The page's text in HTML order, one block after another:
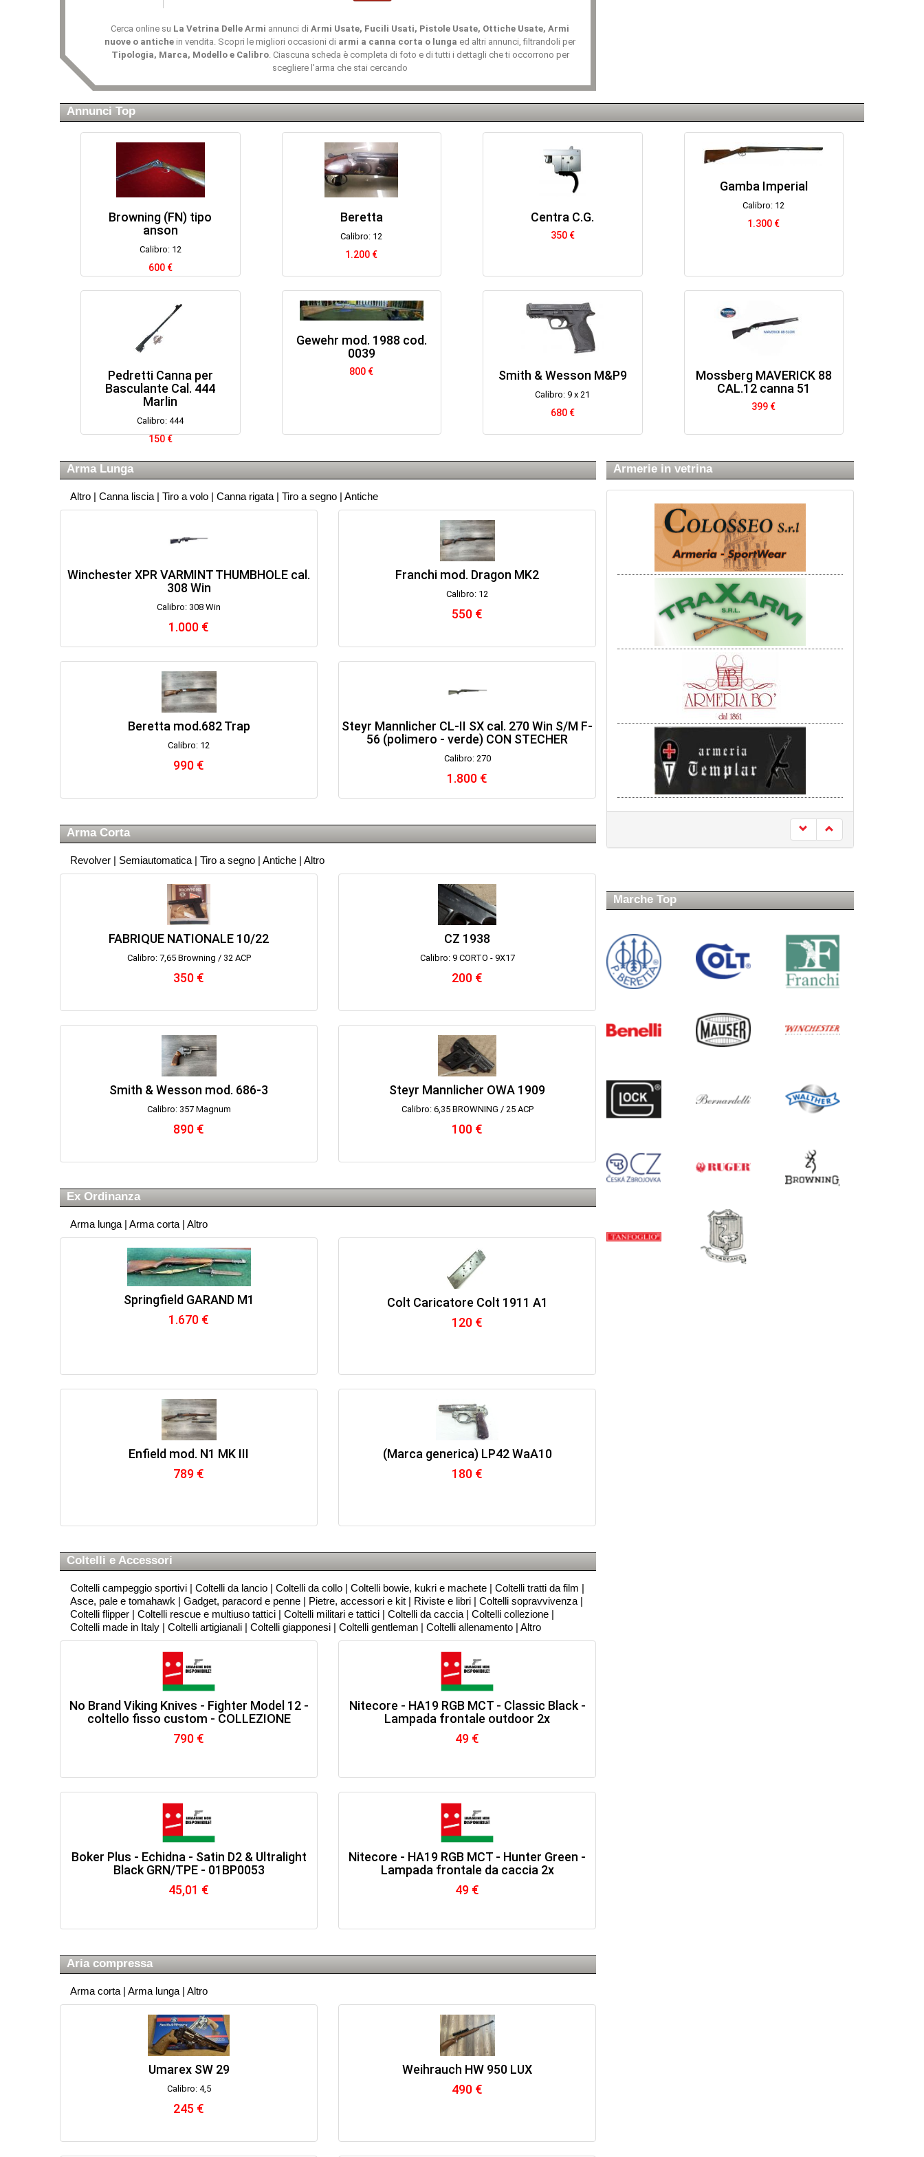
Cerca online su La Vetrina Delle Armi annunci di Armi Usate, Fucili Usati, Pistole Usate, Ottiche Usate, Armi
nuove o antiche in vendita. Scopri le migliori occasioni di armi a canna corta o lunga ed altri annunci, filtrandoli per
Tipologia, Marca, Modello e Calibro. Ciascuna scheda è completa di foto e di tutti i dettagli che ti occorrono per
scegliere l'arma che stai cercando
Annunci Top
Browning (FN) tipo
anson
Calibro: 12
600 €
Pedretti Canna per
Basculante Cal. 444
Marlin
Calibro: 444
150 €
Beretta
Calibro: 12
1.200 €
Gewehr mod. 1988 cod.
0039
800 €
Centra C.G.
350 €
Smith & Wesson M&P9
Calibro: 9 x 21
680 €
Gamba Imperial
Calibro: 12
1.300 €
Mossberg MAVERICK 88
CAL.12 canna 51
399 €
Arma Lunga
Altro | Canna liscia | Tiro a volo | Canna rigata | Tiro a segno | Antiche
Winchester XPR VARMINT THUMBHOLE cal.
308 Win
Calibro: 308 Win
1.000 €
Franchi mod. Dragon MK2
Calibro: 12
550 €
Beretta mod.682 Trap
Calibro: 12
990 €
Steyr Mannlicher CL-II SX cal. 270 Win S/M F-
56 (polimero - verde) CON STECHER
Calibro: 270
1.800 €
Arma Corta
Revolver | Semiautomatica | Tiro a segno | Antiche | Altro
FABRIQUE NATIONALE 10/22
Calibro: 7,65 Browning / 32 ACP
350 €
CZ 1938
Calibro: 9 CORTO - 9X17
200 €
Smith & Wesson mod. 686-3
Calibro: 357 Magnum
890 €
Steyr Mannlicher OWA 1909
Calibro: 6,35 BROWNING / 25 ACP
100 €
Ex Ordinanza
Arma lunga | Arma corta | Altro
Springfield GARAND M1
1.670 €
Colt Caricatore Colt 1911 A1
120 €
Enfield mod. N1 MK III
789 €
(Marca generica) LP42 WaA10
180 €
Coltelli e Accessori
Coltelli campeggio sportivi | Coltelli da lancio | Coltelli da collo | Coltelli bowie, kukri e machete | Coltelli tratti da film |
Asce, pale e tomahawk | Gadget, paracord e penne | Pietre, accessori e kit | Riviste e libri | Coltelli sopravvivenza |
Coltelli flipper | Coltelli rescue e multiuso tattici | Coltelli militari e tattici | Coltelli da caccia | Coltelli collezione |
Coltelli made in Italy | Coltelli artigianali | Coltelli giapponesi | Coltelli gentleman | Coltelli allenamento | Altro
No Brand Viking Knives - Fighter Model 12 -
coltello fisso custom - COLLEZIONE
790 €
Nitecore - HA19 RGB MCT - Classic Black -
Lampada frontale outdoor 2x
49 €
Boker Plus - Echidna - Satin D2 & Ultralight
Black GRN/TPE - 01BP0053
45,01 €
Nitecore - HA19 RGB MCT - Hunter Green -
Lampada frontale da caccia 2x
49 €
Aria compressa
Arma corta | Arma lunga | Altro
Umarex SW 29
Calibro: 4,5
245 €
Weihrauch HW 950 LUX
490 €
Armerie in vetrina
Marche Top